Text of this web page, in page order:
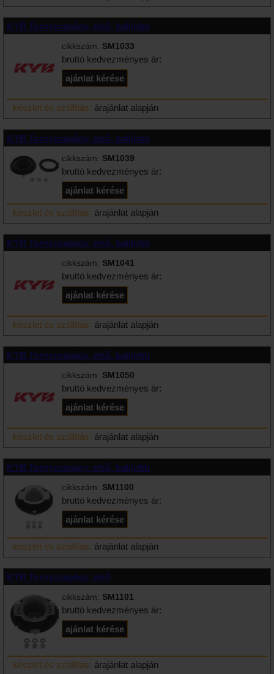
KYB Tornycsapágy, első, bal/jobb
cikkszám: SM1033
bruttó kedvezményes ár:
készlet és szállítás: árajánlat alapján
KYB Tornycsapágy, első, bal/jobb
cikkszám: SM1039
bruttó kedvezményes ár:
készlet és szállítás: árajánlat alapján
KYB Tornycsapágy, első, bal/jobb
cikkszám: SM1041
bruttó kedvezményes ár:
készlet és szállítás: árajánlat alapján
KYB Tornycsapágy, első, bal/jobb
cikkszám: SM1050
bruttó kedvezményes ár:
készlet és szállítás: árajánlat alapján
KYB Tornycsapágy, első, bal/jobb
cikkszám: SM1100
bruttó kedvezményes ár:
készlet és szállítás: árajánlat alapján
KYB Tornycsapágy, első
cikkszám: SM1101
bruttó kedvezményes ár:
készlet és szállítás: árajánlat alapján